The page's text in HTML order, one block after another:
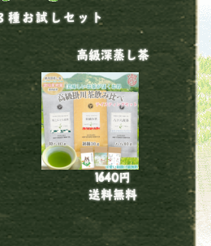
種お試しセット
高級深蒸し茶
1640円
送料無料